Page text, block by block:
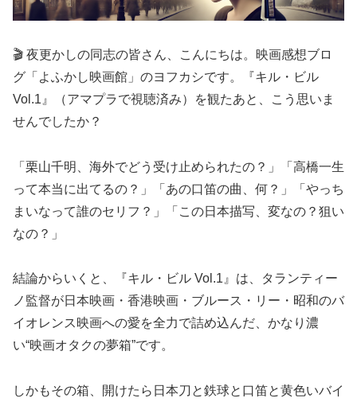
🎬 夜更かしの同志の皆さん、こんにちは。映画感想ブロ
グ「よふかし映画館」のヨフカシです。『キル・ビル
Vol.1』（アマプラで視聴済み）を観たあと、こう思いま
せんでしたか？
「栗山千明、海外でどう受け止められたの？」「高橋一生
って本当に出てるの？」「あの口笛の曲、何？」「やっち
まいなって誰のセリフ？」「この日本描写、変なの？狙い
なの？」
結論からいくと、『キル・ビル Vol.1』は、タランティー
ノ監督が日本映画・香港映画・ブルース・リー・昭和のバ
イオレンス映画への愛を全力で詰め込んだ、かなり濃
い“映画オタクの夢箱”です。
しかもその箱、開けたら日本刀と鉄球と口笛と黄色いバイ